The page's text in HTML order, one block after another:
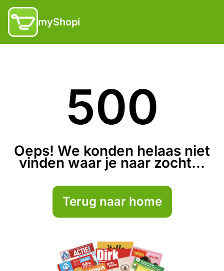
myShopi
500
Oeps! We konden helaas niet
vinden waar je naar zocht...
Terug naar home